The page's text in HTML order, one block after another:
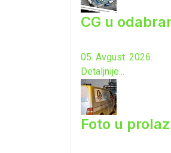
CG u
05. Avgust. 2026.
Detaljnije...
Foto u